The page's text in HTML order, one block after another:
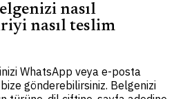
nasıl
nasıl teslim
WhatsApp veya e-posta
gönderebilirsiniz. Belgenizi